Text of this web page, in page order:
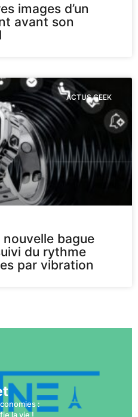
images d’un
avant son
ACTUS GEEK
bague
du rythme
par vibration
:
la vie !